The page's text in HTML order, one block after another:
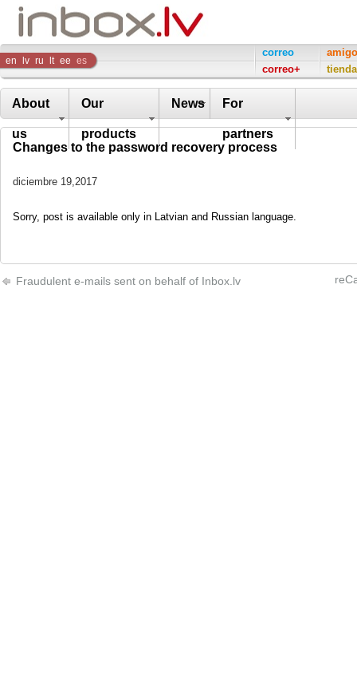
Inbox
Company
en lv ru lt ee es
correo
correo+
tienda
About
us
Our
products
News For
partners
Changes to the password recovery process
diciembre 19,2017
Sorry, post is available only in Latvian and Russian language.
Fraudulent e-mails sent on behalf of Inbox.lv